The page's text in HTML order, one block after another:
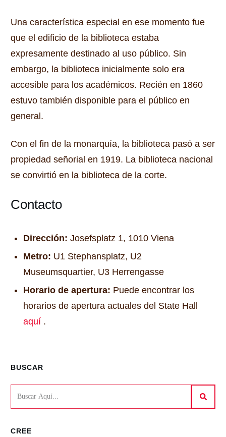
Una característica especial en ese momento fue
que el edificio de la biblioteca estaba
expresamente destinado al uso público. Sin
embargo, la biblioteca inicialmente solo era
accesible para los académicos. Recién en 1860
estuvo también disponible para el público en
general.
Con el fin de la monarquía, la biblioteca pasó a ser
propiedad señorial en 1919. La biblioteca nacional
se convirtió en la biblioteca de la corte.
Contacto
Dirección: Josefsplatz 1, 1010 Viena
Metro: U1 Stephansplatz, U2
Museumsquartier, U3 Herrengasse
Horario de apertura: Puede encontrar los
horarios de apertura actuales del State Hall
aquí .
BUSCAR
CREE